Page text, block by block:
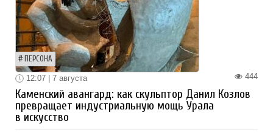
ПЕРСОНА
444
12:07 | 7 августа
Каменский авангард: как скульптор Данил Козлов
превращает индустриальную мощь Урала
в искусство